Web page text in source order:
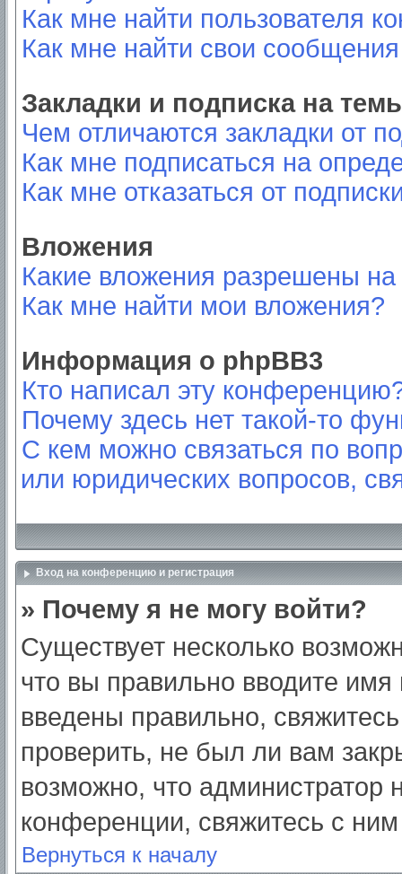
Как мне найти пользователя
Как мне найти свои
Закладки и подписка на
Чем отличаются закладки от
Как мне подписаться на
Как мне отказаться от
Вложения
Какие вложения разрешены
Как мне найти мои вложения?
Информация о phpBB3
Кто написал эту
Почему здесь нет такой-то
С кем можно связаться по
или юридических вопросов,
Вход на конференцию и регистрация
» Почему я не могу войти?
Существует несколько
что вы правильно вводите
введены правильно,
проверить, не был ли вам
возможно, что администратор
конференции, свяжитесь с
Вернуться к началу